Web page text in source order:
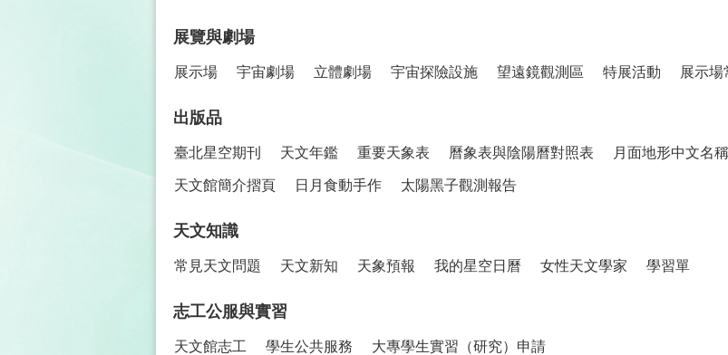
展覽與劇場
展示場 宇宙劇場 立體劇場 宇宙探險設施 望遠鏡觀測區 特展活動 展示場
出版品
臺北星空期刊 天文年鑑 重要天象表 曆象表與陰陽曆對照表 月面地形中文名稱
天文館簡介摺頁 日月食動手作 太陽黑子觀測報告
天文知識
常見天文問題 天文新知 天象預報 我的星空日曆 女性天文學家 學習單
志工公服與實習
天文館志工 學生公共服務 大專學生實習（研究）申請